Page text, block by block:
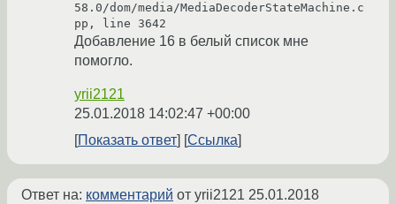
58.0/dom/media/MediaDecoderStateMachine.c
pp, line 3642
Добавление 16 в белый список мне
помогло.
yrii2121
25.01.2018 14:02:47 +00:00
Показать ответ
Ссылка
Ответ на: комментарий от yrii2121 25.01.2018